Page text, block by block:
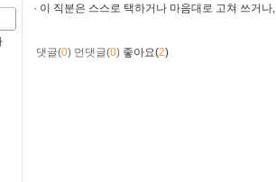
· 이 직분은 스스로 택하거나 마음대로 고쳐 쓰거나,
댓글(0) 먼댓글(0) 좋아요(2)